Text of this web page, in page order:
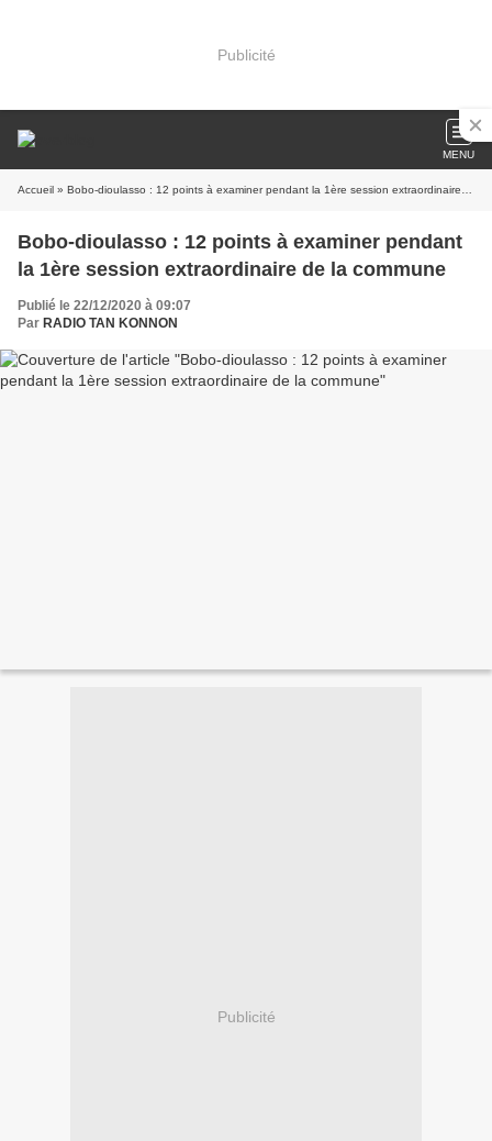
Publicité
MENU
Accueil » Bobo-dioulasso : 12 points à examiner pendant la 1ère session extraordinaire de la commune
Bobo-dioulasso : 12 points à examiner pendant
la 1ère session extraordinaire de la commune
Publié le 22/12/2020 à 09:07
Par RADIO TAN KONNON
Publicité